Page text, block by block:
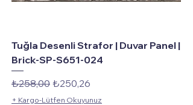
Tuğla Desenli Strafor | Duvar Panel |
Brick-SP-S651-024
Normal Fiyat
₺258,00 İndirimli Fiyat
₺250,26
+ Kargo-Lütfen Okuyunuz